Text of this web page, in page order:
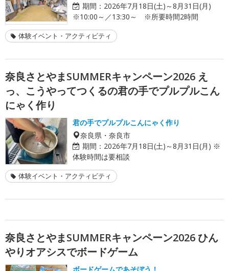
期間： 2026年7月18日(土)～8月31日(月)
※10:00～／13:30～ ※所要時間2時間
体験イベント・アクティビティ
奈良さとやまSUMMERキャンペーン2026 え
っ、こうやってつくるの君の手でプルプルこん
にゃく作り
君の手でプルプルこんにゃく作り
奈良県・奈良市
期間： 2026年7月18日(土)～8月31日(月) ※
体験時間は要相談
体験イベント・アクティビティ
奈良さとやまSUMMERキャンペーン2026 ひん
やりオアシスでボードゲーム
ボードゲームであそぼう！